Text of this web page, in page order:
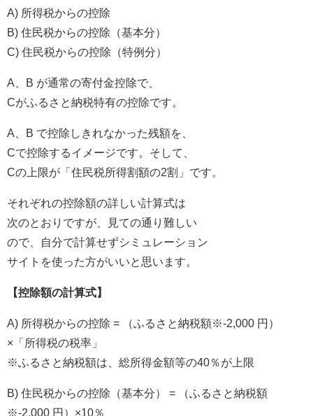
A) 所得税からの控除
B) 住民税からの控除（基本分）
C) 住民税からの控除（特例分）
A、B が通常の寄付金控除で、
Cがふるさと納税特有の控除です。
A、B で控除しきれなかった残額を、
Cで控除するイメージです。そして、
Cの上限が「住民税所得割額の2割」です。
それぞれの控除額の詳しい計算式は
次のとおりですが、見ての通り難しい
ので、自分で計算せずシミュレーション
サイトを使った方がいいと思います。
【控除額の計算式】
A) 所得税からの控除 = （ふるさと納税額※-2,000 円）
×「所得税の税率」
※ふるさと納税額は、総所得金額等の40％が上限
B) 住民税からの控除（基本分） = （ふるさと納税額
※-2,000 円）×10％